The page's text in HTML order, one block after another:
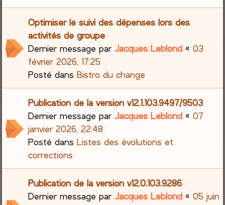
Optimiser le suivi des dépenses lors des
activités de groupe
Dernier message parJacques Leblond «03
février 2026, 17:25
Posté dansBistro du change
Publication de la version v12.1.103.9497/9503
Dernier message parJacques Leblond «07
janvier 2026, 22:48
Posté dansListes des évolutions et
corrections
Publication de la version v12.0.103.9286
Dernier message parJacques Leblond «05 juin